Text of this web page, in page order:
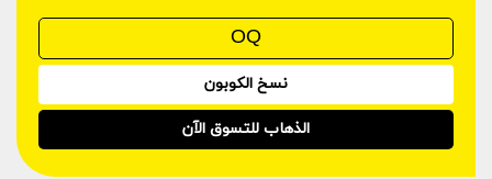
نسخ الكوبون
الذهاب للتسوق الآن